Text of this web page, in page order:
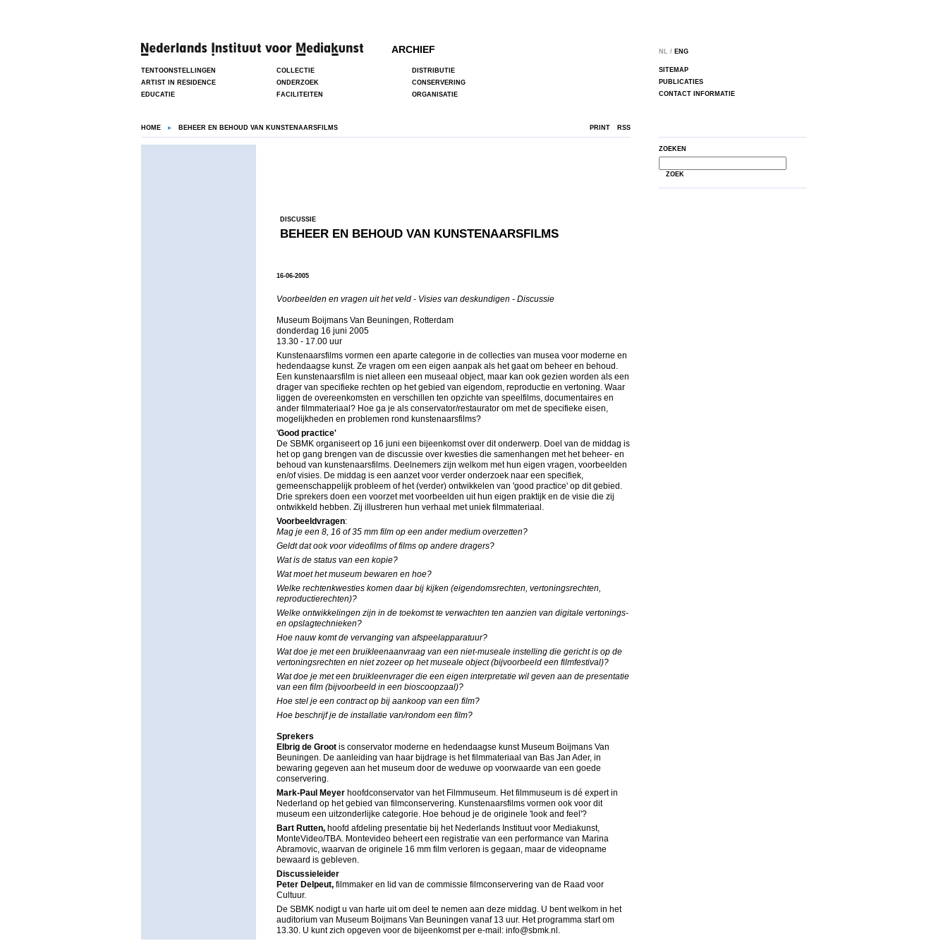
ARCHIEF
TENTOONSTELLINGEN COLLECTIE
DISTRIBUTIE
ARTIST IN RESIDENCE
ONDERZOEK
CONSERVERING
EDUCATIE
FACILITEITEN ORGANISATIE
HOME BEHEER EN BEHOUD VAN KUNSTENAARSFILMS PRINT RSS
DISCUSSIE
BEHEER EN BEHOUD VAN KUNSTENAARSFILMS
16-06-2005
Voorbeelden en vragen uit het veld - Visies van deskundigen - Discussie
Museum Boijmans Van Beuningen, Rotterdam
donderdag 16 juni 2005
13.30 - 17.00 uur
Kunstenaarsfilms vormen een aparte categorie in de collecties van musea voor moderne en
hedendaagse kunst. Ze vragen om een eigen aanpak als het gaat om beheer en behoud.
Een kunstenaarsfilm is niet alleen een museaal object, maar kan ook gezien worden als een
drager van specifieke rechten op het gebied van eigendom, reproductie en vertoning. Waar
liggen de overeenkomsten en verschillen ten opzichte van speelfilms, documentaires en
ander filmmateriaal? Hoe ga je als conservator/restaurator om met de specifieke eisen,
mogelijkheden en problemen rond kunstenaarsfilms?
'Good practice'
De SBMK organiseert op 16 juni een bijeenkomst over dit onderwerp. Doel van de middag is
het op gang brengen van de discussie over kwesties die samenhangen met het beheer- en
behoud van kunstenaarsfilms. Deelnemers zijn welkom met hun eigen vragen, voorbeelden
en/of visies. De middag is een aanzet voor verder onderzoek naar een specifiek,
gemeenschappelijk probleem of het (verder) ontwikkelen van 'good practice' op dit gebied.
Drie sprekers doen een voorzet met voorbeelden uit hun eigen praktijk en de visie die zij
ontwikkeld hebben. Zij illustreren hun verhaal met uniek filmmateriaal.
Voorbeeldvragen:
Mag je een 8, 16 of 35 mm film op een ander medium overzetten?
Geldt dat ook voor videofilms of films op andere dragers?
Wat is de status van een kopie?
Wat moet het museum bewaren en hoe?
Welke rechtenkwesties komen daar bij kijken (eigendomsrechten, vertoningsrechten,
reproductierechten)?
Welke ontwikkelingen zijn in de toekomst te verwachten ten aanzien van digitale vertonings-
en opslagtechnieken?
Hoe nauw komt de vervanging van afspeelapparatuur?
Wat doe je met een bruikleenaanvraag van een niet-museale instelling die gericht is op de
vertoningsrechten en niet zozeer op het museale object (bijvoorbeeld een filmfestival)?
Wat doe je met een bruikleenvrager die een eigen interpretatie wil geven aan de presentatie
van een film (bijvoorbeeld in een bioscoopzaal)?
Hoe stel je een contract op bij aankoop van een film?
Hoe beschrijf je de installatie van/rondom een film?
Sprekers
Elbrig de Groot is conservator moderne en hedendaagse kunst Museum Boijmans Van
Beuningen. De aanleiding van haar bijdrage is het filmmateriaal van Bas Jan Ader, in
bewaring gegeven aan het museum door de weduwe op voorwaarde van een goede
conservering.
Mark-Paul Meyer hoofdconservator van het Filmmuseum. Het filmmuseum is dé expert in
Nederland op het gebied van filmconservering. Kunstenaarsfilms vormen ook voor dit
museum een uitzonderlijke categorie. Hoe behoud je de originele 'look and feel'?
Bart Rutten, hoofd afdeling presentatie bij het Nederlands Instituut voor Mediakunst,
MonteVideo/TBA. Montevideo beheert een registratie van een performance van Marina
Abramovic, waarvan de originele 16 mm film verloren is gegaan, maar de videopname
bewaard is gebleven.
Discussieleider
Peter Delpeut, filmmaker en lid van de commissie filmconservering van de Raad voor
Cultuur.
De SBMK nodigt u van harte uit om deel te nemen aan deze middag. U bent welkom in het
auditorium van Museum Boijmans Van Beuningen vanaf 13 uur. Het programma start om
13.30. U kunt zich opgeven voor de bijeenkomst per e-mail: info@sbmk.nl .
NL / ENG
SITEMAP
PUBLICATIES
CONTACT INFORMATIE
ZOEKEN
ZOEK